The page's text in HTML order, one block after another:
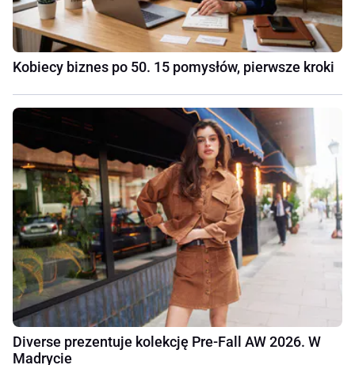
Kobiecy biznes po 50. 15 pomysłów, pierwsze kroki
Diverse prezentuje kolekcję Pre-Fall AW 2026. W
Madrycie